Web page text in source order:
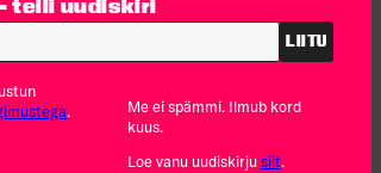
telli uudiskiri
LIITU
.
Me ei spämmi. Ilmub kord
kuus.
Loe vanu uudiskirjusiit.